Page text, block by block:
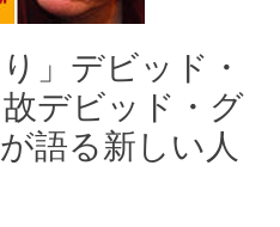
」デビッド・
デビッド・グ
語る新しい人